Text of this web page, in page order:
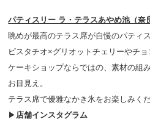
パティスリー ラ・テラスあやめ池（奈
眺めが最高のテラス席が自慢のパティス
ピスタチオ×グリオットチェリーやチ
ケーキショップならではの、素材の組
お目見え。
テラス席で優雅なかき氷をお楽しみくだ
▶ 店舗インスタグラム